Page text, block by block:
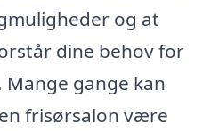
og at
dine behov for
gange kan
frisørsalon være